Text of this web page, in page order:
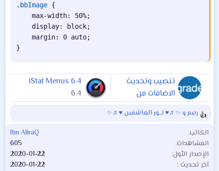
.bbImage {
max-width: 50%;
display: block;
margin: 0 auto;
}
تنصيب وتحديث
الاضافات من
الارشيف Xenforo
2.x1.0.0
iStat Menus 6.4
6.4
ا
ل
ت
ف
ا
ع
رنيم و ✨♬♥ نـــور العاشقين ♥♬✨
الكاتب
Ibn AliraQ
المشاهدات
605
الإصدار الأول
2020-01-22
آخر تحديث
2020-01-22